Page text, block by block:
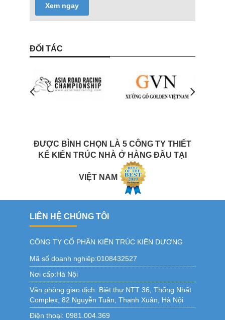
Xem ngay
ĐỐI TÁC
ĐƯỢC BÌNH CHỌN LÀ 5 CÔNG TY THIẾT
KẾ KIẾN TRÚC NHÀ Ở HÀNG ĐẦU TẠI
VIỆT NAM
LIÊN HỆ CHÚNG TÔI
CÔNG TY CỔ PHẦN KIẾN TRÚC KIẾN DƯƠNG
Mã số doanh nghiêp:0108432527
Nơi cấp:Hà Nội
Văn phòng giao dịch: Biệt thự NTT 36, Thống Nhất
Complex, 82 Nguyễn Tuân, Thanh Xuân, Hà Nội
Điện thoại: 0981.004.369